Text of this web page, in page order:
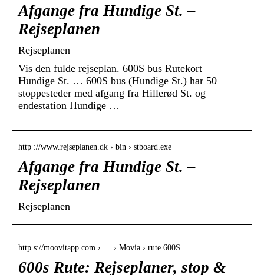
Afgange fra Hundige St. –
Rejseplanen
Rejseplanen
Vis den fulde rejseplan. 600S bus Rutekort –
Hundige St. … 600S bus (Hundige St.) har 50
stoppesteder med afgang fra Hillerød St. og
endestation Hundige …
http ://www.rejseplanen.dk › bin › stboard.exe
Afgange fra Hundige St. –
Rejseplanen
Rejseplanen
http s://moovitapp.com › … › Movia › rute 600S
600s Rute: Rejseplaner, stop &